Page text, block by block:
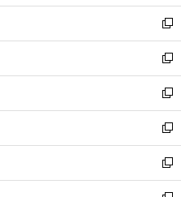
ウ
ィ
ン
ド
ウ
で
開
く
し
い
ウ
ィ
ン
ド
ウ
で
開
く
新
し
い
ウ
ィ
ン
ド
ウ
で
開
新
し
い
ウ
ィ
ン
ド
ウ
新
し
い
ウ
ィ
ン
新
し
い
ウ
新
し